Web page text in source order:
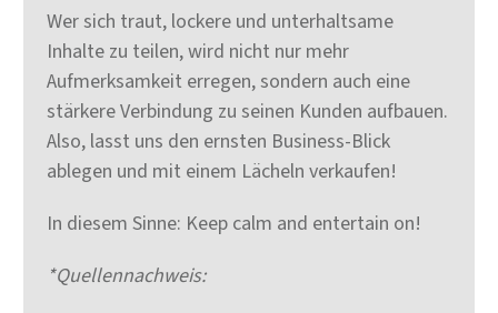
Wer sich traut, lockere und unterhaltsame
Inhalte zu teilen, wird nicht nur mehr
Aufmerksamkeit erregen, sondern auch eine
stärkere Verbindung zu seinen Kunden aufbauen.
Also, lasst uns den ernsten Business-Blick
ablegen und mit einem Lächeln verkaufen!
In diesem Sinne: Keep calm and entertain on!
*Quellennachweis: